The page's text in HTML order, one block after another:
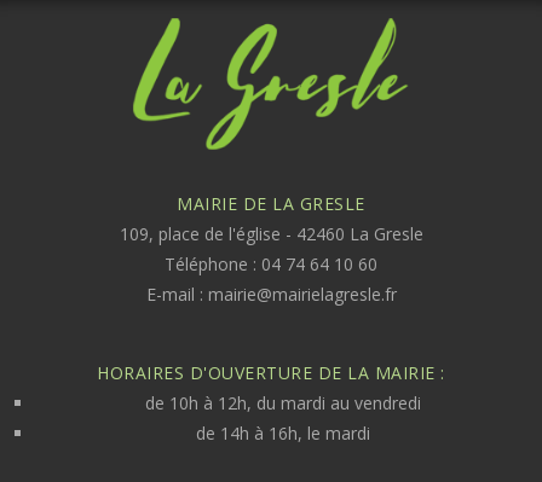
MAIRIE DE LA GRESLE
109, place de l'église - 42460 La Gresle
Téléphone : 04 74 64 10 60
E-mail : mairie@mairielagresle.fr
HORAIRES D'OUVERTURE DE LA MAIRIE :
de 10h à 12h, du mardi au vendredi
de 14h à 16h, le mardi